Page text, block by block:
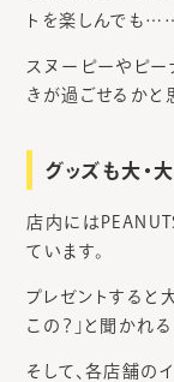
トを楽しんでも……
スヌーピーやピー
きが過ごせるかと
グッズも大・大
店内には
ています。
プレゼントすると
この？」と聞かれ
そして、各店舗の